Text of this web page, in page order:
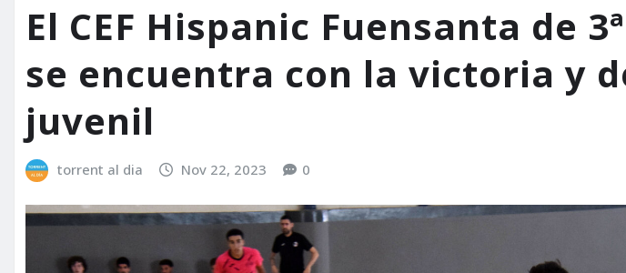
El CEF Hispanic Fuensanta de
se encuentra con la victoria y
juvenil
torrent al dia Nov 22, 2023 0